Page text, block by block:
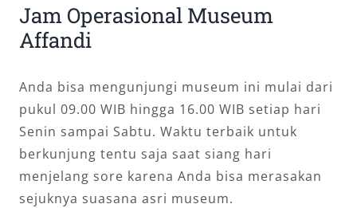
Jam Operasional Museum
Affandi
Anda bisa mengunjungi museum ini mulai dari
pukul 09.00 WIB hingga 16.00 WIB setiap hari
Senin sampai Sabtu. Waktu terbaik untuk
berkunjung tentu saja saat siang hari
menjelang sore karena Anda bisa merasakan
sejuknya suasana asri museum.